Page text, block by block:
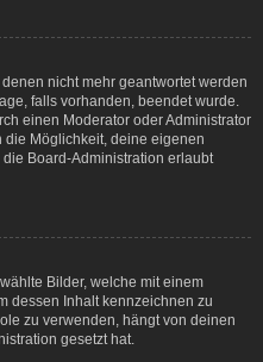
nicht mehr geantwortet werden
falls vorhanden, beendet wurde.
einen Moderator oder Administrator
die Möglichkeit, deine eigenen
Board-Administration erlaubt
Bilder, welche mit einem
dessen Inhalt kennzeichnen zu
zu verwenden, hängt von deinen
gesetzt hat.